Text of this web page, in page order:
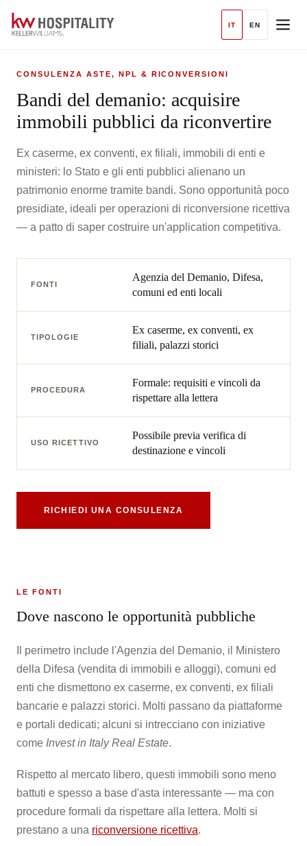
IT EN
CONSULENZA ASTE, NPL & RICONVERSIONI
Bandi del demanio: acquisire
immobili pubblici da riconvertire
Ex caserme, ex conventi, ex filiali, immobili di enti e
ministeri: lo Stato e gli enti pubblici alienano un
patrimonio enorme tramite bandi. Sono opportunità poco
presidiate, ideali per operazioni di riconversione ricettiva
— a patto di saper costruire un'application competitiva.
FONTI
Agenzia del Demanio, Difesa,
comuni ed enti locali
TIPOLOGIE
Ex caserme, ex conventi, ex
filiali, palazzi storici
PROCEDURA
Formale: requisiti e vincoli da
rispettare alla lettera
USO RICETTIVO
Possibile previa verifica di
destinazione e vincoli
RICHIEDI UNA CONSULENZA
LE FONTI
Dove nascono le opportunità pubbliche
Il perimetro include l'Agenzia del Demanio, il Ministero
della Difesa (vendita di immobili e alloggi), comuni ed
enti che dismettono ex caserme, ex conventi, ex filiali
bancarie e palazzi storici. Molti passano da piattaforme
e portali dedicati; alcuni si intrecciano con iniziative
come Invest in Italy Real Estate.
Rispetto al mercato libero, questi immobili sono meno
battuti e spesso a base d'asta interessante — ma con
procedure formali da rispettare alla lettera. Molti si
prestano a una riconversione ricettiva.